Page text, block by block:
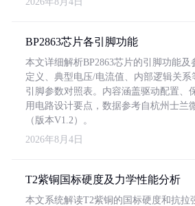
BP2863芯片各引脚功能
本文详细解析BP2863芯片的引脚功能及
定义、典型电压/电流值、内部逻辑关
引脚参数对照表。内容涵盖驱动配置、
用电路设计要点，数据参考自杭州士兰
（版本V1.2）。
2026年8月4日
T2紫铜国标硬度及力学性能分析
本文系统解读T2紫铜的国标硬度和抗拉